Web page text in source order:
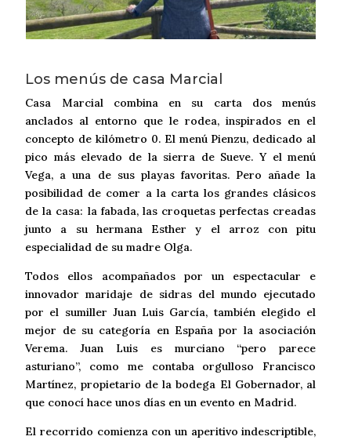
Los menús de casa Marcial
Casa Marcial combina en su carta dos menús
anclados al entorno que le rodea, inspirados en el
concepto de kilómetro 0. El menú Pienzu, dedicado al
pico más elevado de la sierra de Sueve. Y el menú
Vega, a una de sus playas favoritas. Pero añade la
posibilidad de comer a la carta los grandes clásicos
de la casa: la fabada, las croquetas perfectas creadas
junto a su hermana Esther y el arroz con pitu
especialidad de su madre Olga.
Todos ellos acompañados por un espectacular e
innovador maridaje de sidras del mundo ejecutado
por el sumiller Juan Luis García, también elegido el
mejor de su categoría en España por la asociación
Verema. Juan Luis es murciano “pero parece
asturiano”, como me contaba orgulloso Francisco
Martínez, propietario de la bodega El Gobernador, al
que conocí hace unos días en un evento en Madrid.
El recorrido comienza con un aperitivo indescriptible,